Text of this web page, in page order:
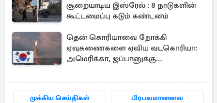
சூறையாடிய இஸ்ரேல் : 8 நாடுகளின்
கூட்டமைப்பு கடும் கண்டனம்
தென் கொரியாவை நோக்கி
ஏவுகணைகளை ஏவிய வடகொரியா:
அமெரிக்கா, ஜப்பானுக்கு
முக்கிய செய்திகள் பிரபலமானவை